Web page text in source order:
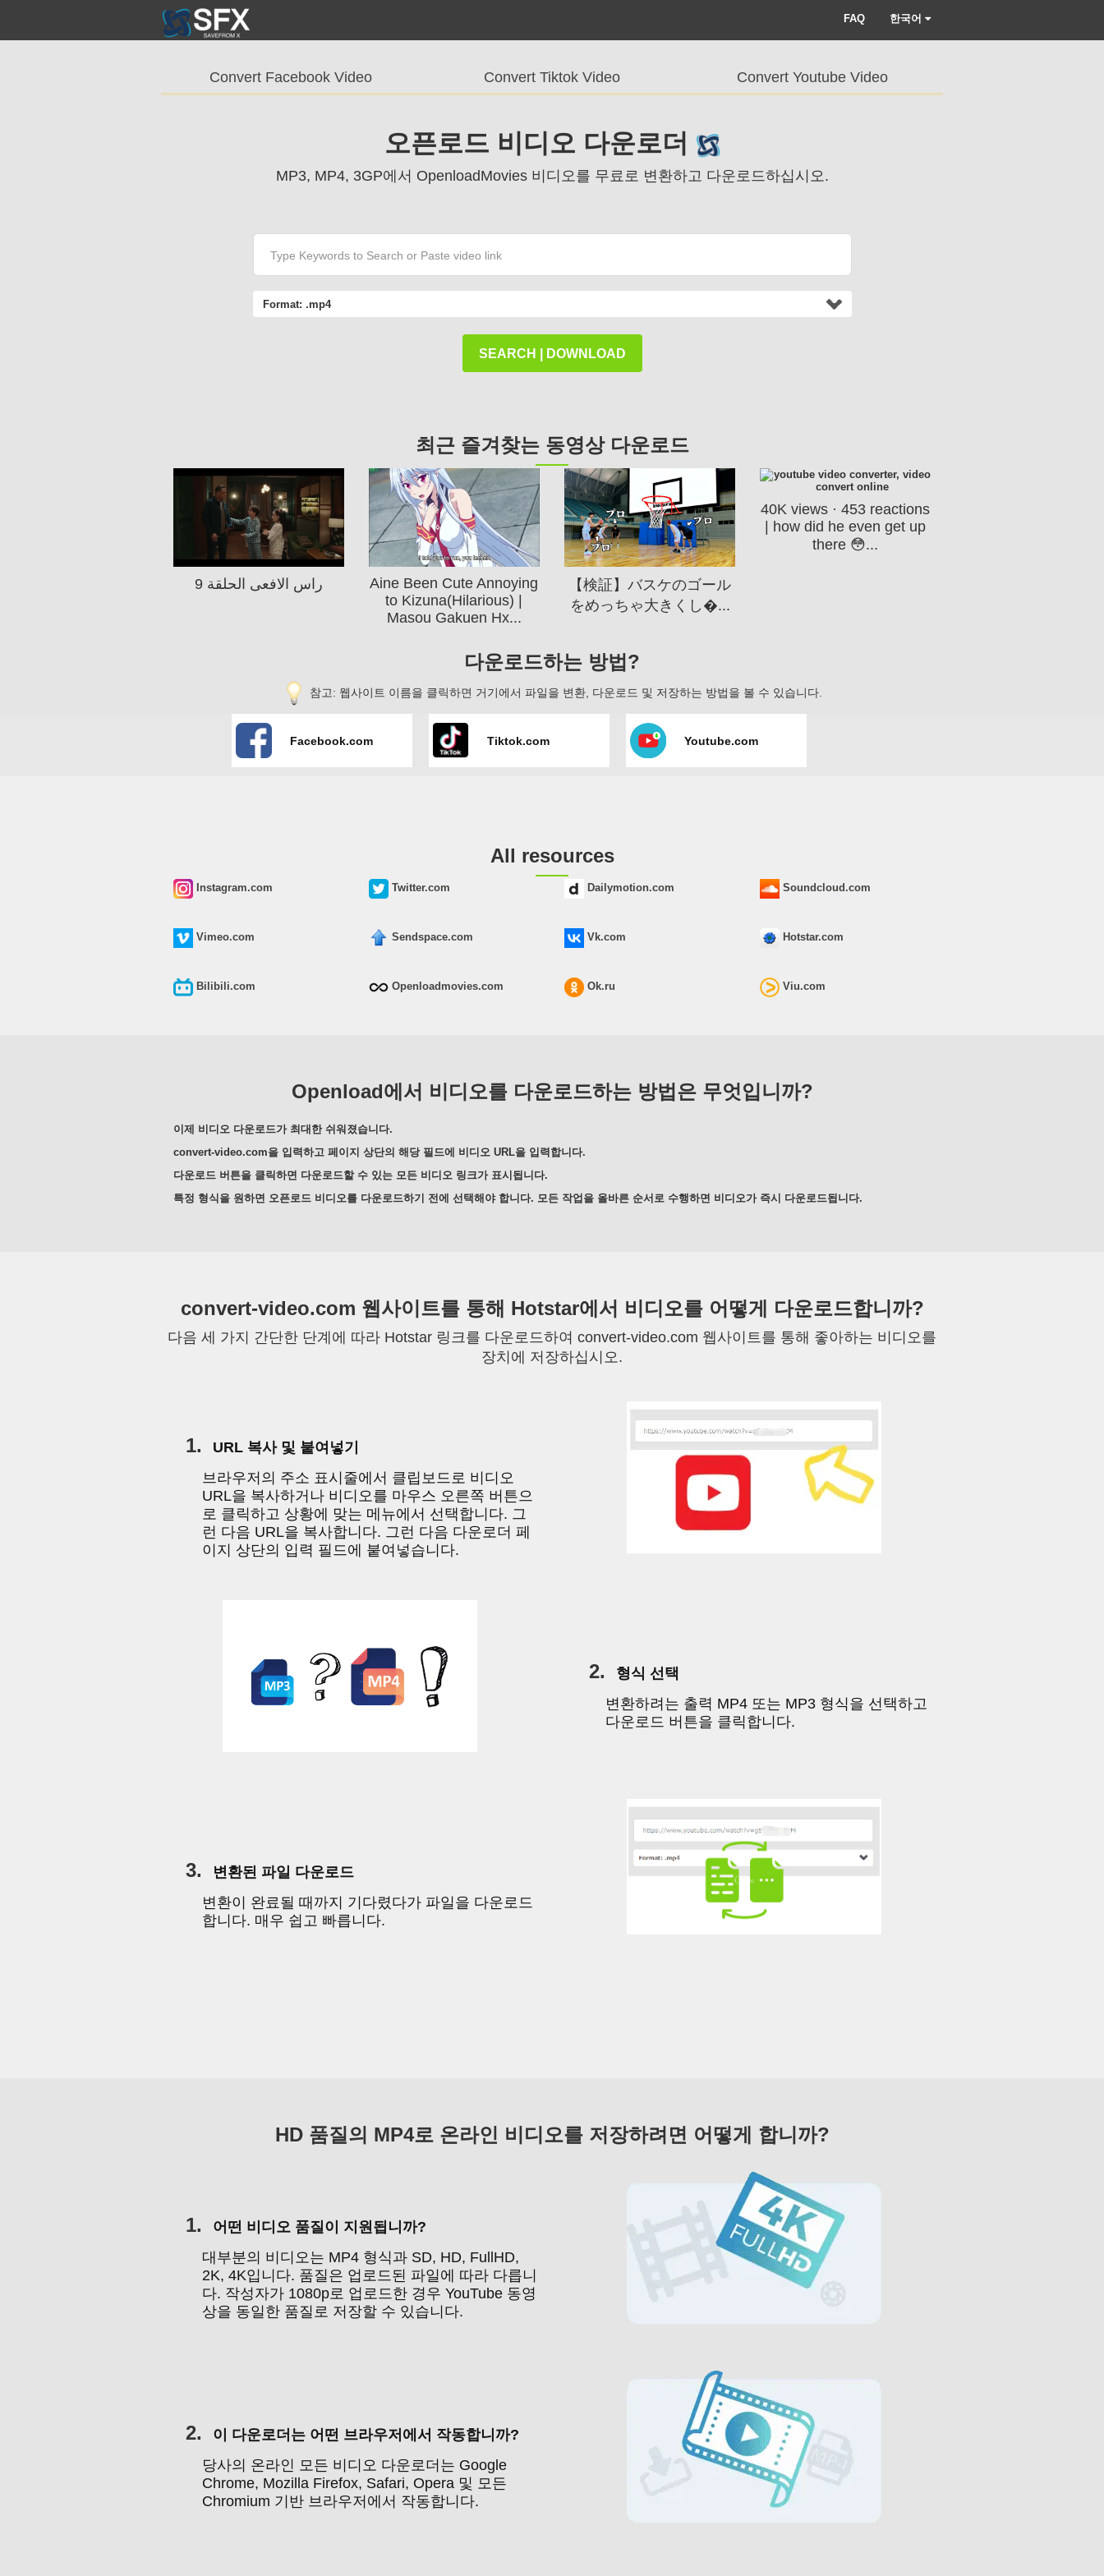
FAQ 한국어
Convert Facebook Video Convert Tiktok Video Convert Youtube Video
오픈로드 비디오 다운로더
MP3, MP4, 3GP에서 OpenloadMovies 비디오를 무료로 변환하고 다운로드하십시오.
Format: .mp4
SEARCH | DOWNLOAD
최근 즐겨찾는 동영상 다운로드
راس الافعى الحلقة 9
Aine Been Cute Annoying
to Kizuna(Hilarious) |
Masou Gakuen Hx...
【検証】バスケのゴール
をめっちゃ大きくし�...
40K views · 453 reactions
| how did he even get up
there 😳...
다운로드하는 방법?
참고: 웹사이트 이름을 클릭하면 거기에서 파일을 변환, 다운로드 및 저장하는 방법을 볼 수 있습니다.
Facebook.com Tiktok.com Youtube.com
All resources
Instagram.com Twitter.com Dailymotion.com Soundcloud.com
Vimeo.com Sendspace.com Vk.com Hotstar.com
Bilibili.com Openloadmovies.com Ok.ru Viu.com
Openload에서 비디오를 다운로드하는 방법은 무엇입니까?
이제 비디오 다운로드가 최대한 쉬워졌습니다.
convert-video.com을 입력하고 페이지 상단의 해당 필드에 비디오 URL을 입력합니다.
다운로드 버튼을 클릭하면 다운로드할 수 있는 모든 비디오 링크가 표시됩니다.
특정 형식을 원하면 오픈로드 비디오를 다운로드하기 전에 선택해야 합니다. 모든 작업을 올바른 순서로 수행하면 비디오가 즉시 다운로드됩니다.
convert-video.com 웹사이트를 통해 Hotstar에서 비디오를 어떻게 다운로드합니까?
다음 세 가지 간단한 단계에 따라 Hotstar 링크를 다운로드하여 convert-video.com 웹사이트를 통해 좋아하는 비디오를
장치에 저장하십시오.
1.
URL 복사 및 붙여넣기
브라우저의 주소 표시줄에서 클립보드로 비디오
URL을 복사하거나 비디오를 마우스 오른쪽 버튼으
로 클릭하고 상황에 맞는 메뉴에서 선택합니다. 그
런 다음 URL을 복사합니다. 그런 다음 다운로더 페
이지 상단의 입력 필드에 붙여넣습니다.
2.
형식 선택
변환하려는 출력 MP4 또는 MP3 형식을 선택하고
다운로드 버튼을 클릭합니다.
3.
변환된 파일 다운로드
변환이 완료될 때까지 기다렸다가 파일을 다운로드
합니다. 매우 쉽고 빠릅니다.
HD 품질의 MP4로 온라인 비디오를 저장하려면 어떻게 합니까?
1.
어떤 비디오 품질이 지원됩니까?
대부분의 비디오는 MP4 형식과 SD, HD, FullHD,
2K, 4K입니다. 품질은 업로드된 파일에 따라 다릅니
다. 작성자가 1080p로 업로드한 경우 YouTube 동영
상을 동일한 품질로 저장할 수 있습니다.
2.
이 다운로더는 어떤 브라우저에서 작동합니까?
당사의 온라인 모든 비디오 다운로더는 Google
Chrome, Mozilla Firefox, Safari, Opera 및 모든
Chromium 기반 브라우저에서 작동합니다.